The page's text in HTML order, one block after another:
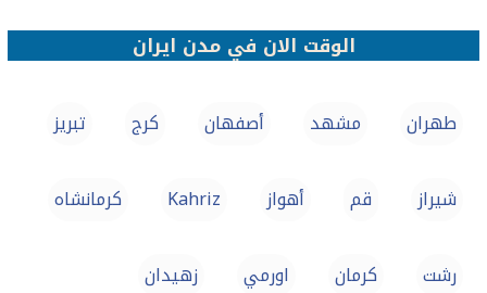
الوقت الان في مدن ايران
طهران مشهد أصفهان كرج تبريز
شيراز قم أهواز Kahriz كرمانشاه
رشت كرمان اورمي زهيدان